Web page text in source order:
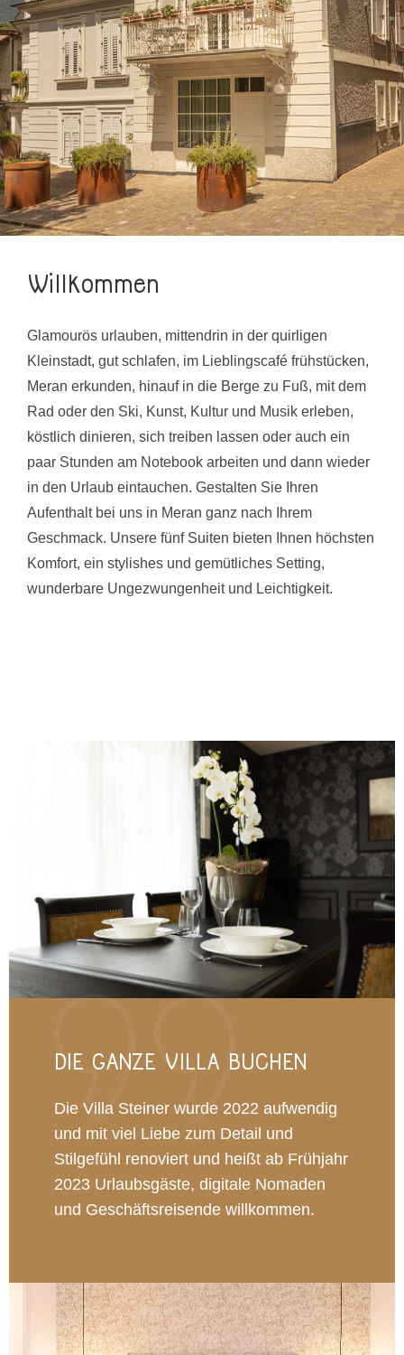
Willkommen
Glamourös urlauben, mittendrin in der quirligen
Kleinstadt, gut schlafen, im Lieblingscafé frühstücken,
Meran erkunden, hinauf in die Berge zu Fuß, mit dem
Rad oder den Ski, Kunst, Kultur und Musik erleben,
köstlich dinieren, sich treiben lassen oder auch ein
paar Stunden am Notebook arbeiten und dann wieder
in den Urlaub eintauchen. Gestalten Sie Ihren
Aufenthalt bei uns in Meran ganz nach Ihrem
Geschmack. Unsere fünf Suiten bieten Ihnen höchsten
Komfort, ein stylishes und gemütliches Setting,
wunderbare Ungezwungenheit und Leichtigkeit.
DIE GANZE VILLA BUCHEN
Die Villa Steiner wurde 2022 aufwendig
und mit viel Liebe zum Detail und
Stilgefühl renoviert und heißt ab Frühjahr
2023 Urlaubsgäste, digitale Nomaden
und Geschäftsreisende willkommen.